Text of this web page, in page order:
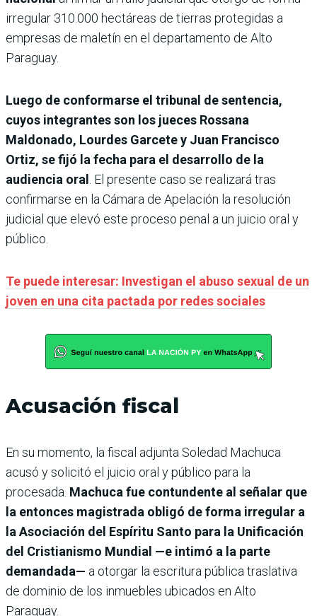
irregular 310.000 hectáreas de tierras protegidas a
empresas de maletín en el departamento de Alto
Paraguay.
Luego de conformarse el tribunal de sentencia,
cuyos integrantes son los jueces Rossana
Maldonado, Lourdes Garcete y Juan Francisco
Ortiz, se fijó la fecha para el desarrollo de la
audiencia oral . El presente caso se realizará tras
confirmarse en la Cámara de Apelación la resolución
judicial que elevó este proceso penal a un juicio oral y
público.
Te puede interesar: Investigan el abuso sexual de un
joven en una cita pactada por redes sociales
Acusación fiscal
En su momento, la fiscal adjunta Soledad Machuca
acusó y solicitó el juicio oral y público para la
procesada. Machuca fue contundente al señalar que
la entonces magistrada obligó de forma irregular a
la Asociación del Espíritu Santo para la Unificación
del Cristianismo Mundial —e intimó a la parte
demandada— a otorgar la escritura pública traslativa
de dominio de los inmuebles ubicados en Alto
Paraguay.